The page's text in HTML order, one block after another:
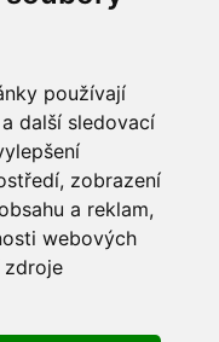
používají
další sledovací
zobrazení
a reklam,
webových
zdroje